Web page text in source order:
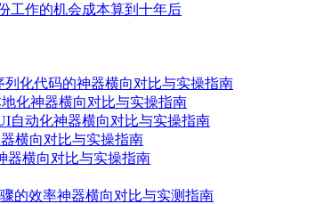
工作的机会成本算到十年后
列化代码的神器横向对比与实操指南
化神器横向对比与实操指南
自动化神器横向对比与实操指南
横向对比与实操指南
器横向对比与实操指南
的效率神器横向对比与实测指南